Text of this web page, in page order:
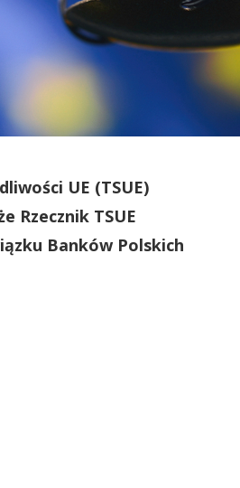
UE (TSUE)
Rzecznik TSUE
Banków Polskich